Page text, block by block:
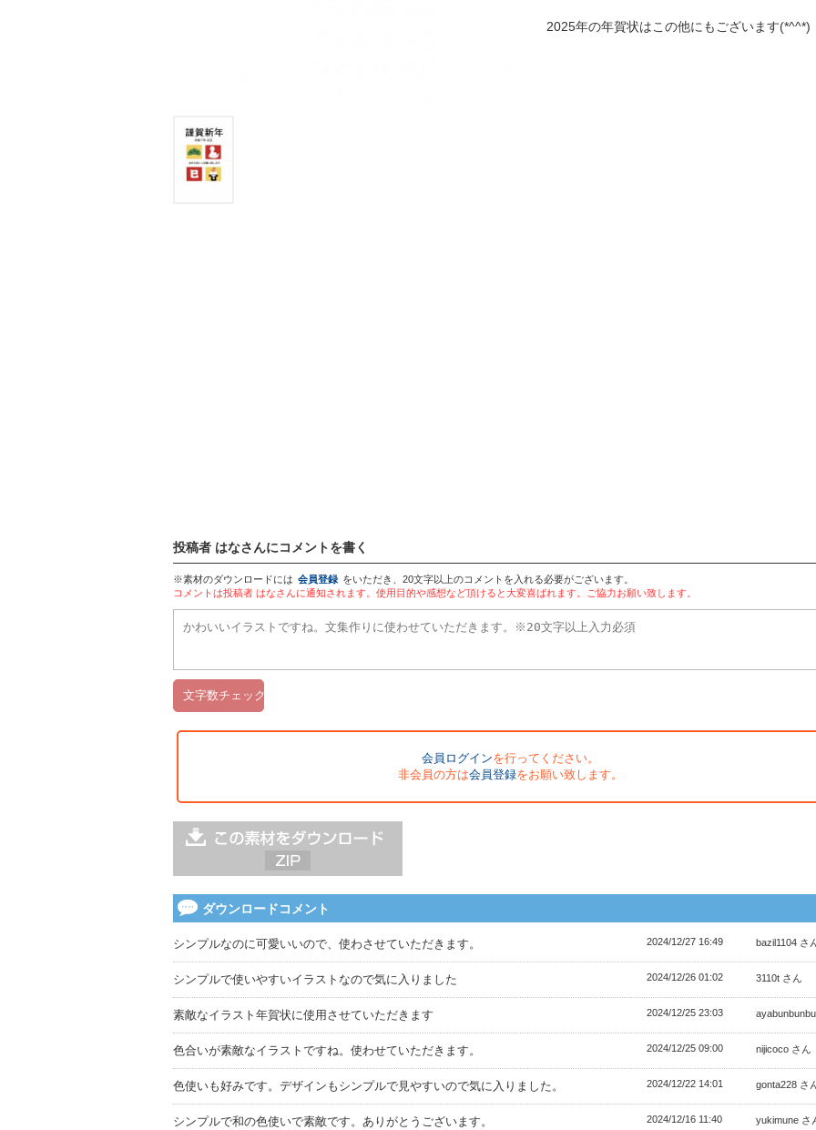
2025年の年賀状はこの他にもございます(*^^*)
投稿者 はなさんにコメントを書く
※素材のダウンロードには 会員登録 をいただき、20文字以上のコメントを入れる必要がございます。
コメントは投稿者 はなさんに通知されます。使用目的や感想など頂けると大変喜ばれます。ご協力お願い致します。
会員ログインを行ってください。
非会員の方は会員登録をお願い致します。
ダウンロードコメント
シンプルなのに可愛いいので、使わさせていただきます。 2024/12/27 16:49 bazil1104 さ
シンプルで使いやすいイラストなので気に入りました 2024/12/26 01:02 3110t さん
素敵なイラスト年賀状に使用させていただきます 2024/12/25 23:03
色合いが素敵なイラストですね。使わせていただきます。 2024/12/25 09:00 nijicoco さん
色使いも好みです。デザインもシンプルで見やすいので気に入りました。 2024/12/22 14:01 gonta228 さ
シンプルで和の色使いで素敵です。ありがとうございます。 2024/12/16 11:40 yukimune さ